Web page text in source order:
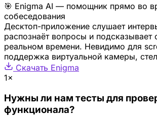
🎯 Enigma AI — помощник прямо во
собеседования
Десктоп-приложение слушает
распознаёт вопросы и подсказывает
реальном времени. Невидимо для
поддержка виртуальной камеры,
Скачать Enigma
1×
Нужны ли нам тесты для
функционала?